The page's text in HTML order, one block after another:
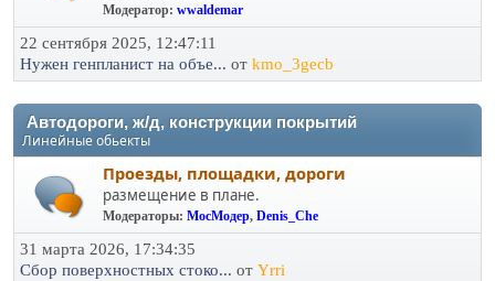
Модератор: wwaldemar
22 сентября 2025, 12:47:11
Нужен генпланист на объе... от kmo_3gecb
Автодороги, ж/д, конструкции покрытий
Линейные обьекты
Проезды, площадки, дороги
размещение в плане.
Модераторы: МосМодер, Denis_Che
31 марта 2026, 17:34:35
Сбор поверхностных стоко... от Yrri